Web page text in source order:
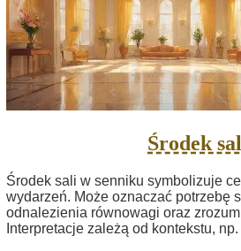
Środek
Środek sali w senniku symbolizuje
wydarzeń. Może oznaczać potrzebę
odnalezienia równowagi oraz
Interpretacje zależą od kontekstu,